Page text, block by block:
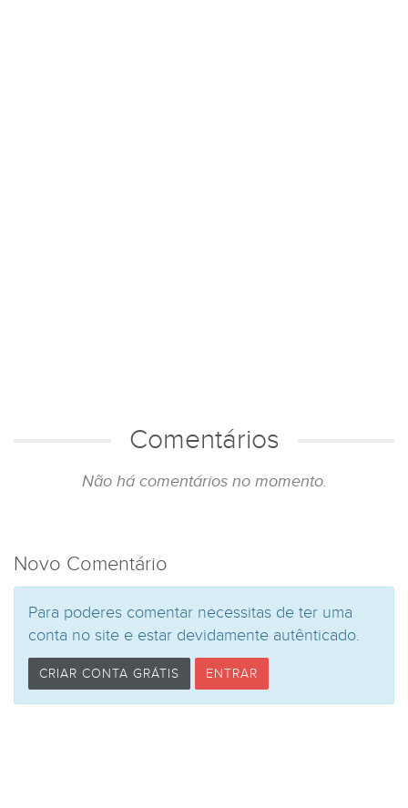
Comentários
Não há comentários no momento.
Novo Comentário
Para poderes comentar necessitas de ter uma
conta no site e estar devidamente autênticado.
CRIAR CONTA GRÁTIS ENTRAR